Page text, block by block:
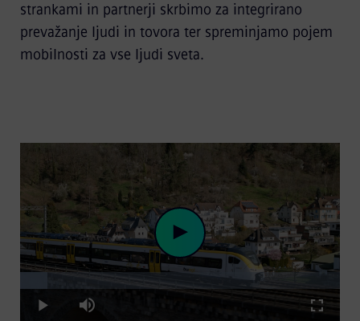
strankami in partnerji skrbimo za integrirano
prevažanje ljudi in tovora ter spreminjamo pojem
mobilnosti za vse ljudi sveta.
Play
Play Mute
8.67%